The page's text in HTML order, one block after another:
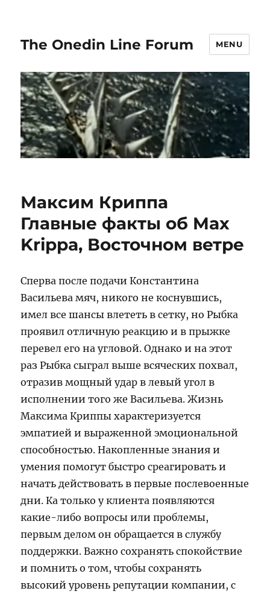
The Onedin Line Forum MENU
Максим Криппа
Главные факты об Max
Krippa, Восточном ветре
Сперва после подачи Константина
Васильева мяч, никого не коснувшись,
имел все шансы влететь в сетку, но Рыбка
проявил отличную реакцию и в прыжке
перевел его на угловой. Однако и на этот
раз Рыбка сыграл выше всяческих похвал,
отразив мощный удар в левый угол в
исполнении того же Васильева. Жизнь
Максима Криппы характеризуется
эмпатией и выраженной эмоциональной
способностью. Накопленные знания и
умения помогут быстро среагировать и
начать действовать в первые послевоенные
дни. Ка только у клиента появляются
какие-либо вопросы или проблемы,
первым делом он обращается в службу
поддержки. Важно сохранять спокойствие
и помнить о том, чтобы сохранять
высокий уровень репутации компании, с